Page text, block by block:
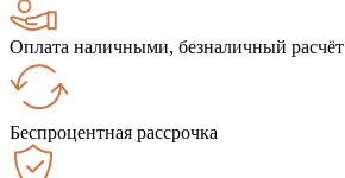
Оплата наличными, безналичный расчёт
Беспроцентная рассрочка